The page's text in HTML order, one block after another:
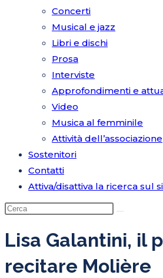
Concerti
Musical e jazz
Libri e dischi
Prosa
Interviste
Approfondimenti e
Video
Musica al femminile
Attività dell’associazione
Sostenitori
Contatti
Attiva/disattiva la ricerca sul
Lisa Galantini, il
recitare Molière